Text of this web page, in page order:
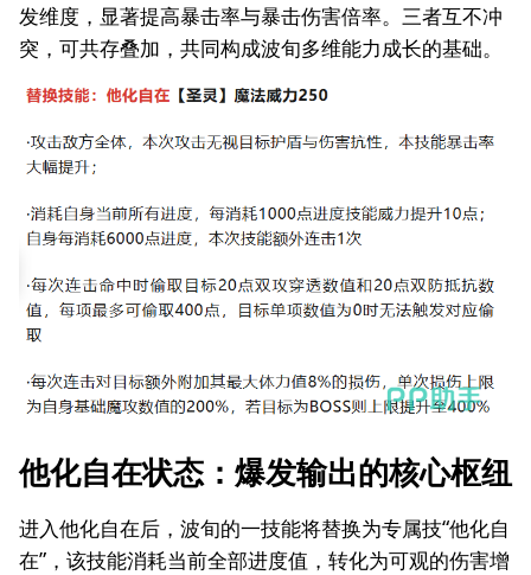
发维度，显著提高暴击率与暴击伤害倍率。三者互不冲
突，可共存叠加，共同构成波旬多维能力成长的基础。
他化自在状态：爆发输出的核心枢纽
进入他化自在后，波旬的一技能将替换为专属技“他化自
在”，该技能消耗当前全部进度值，转化为可观的伤害增